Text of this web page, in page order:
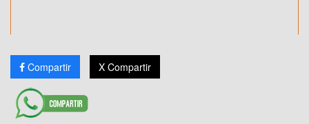
Compartir X Compartir